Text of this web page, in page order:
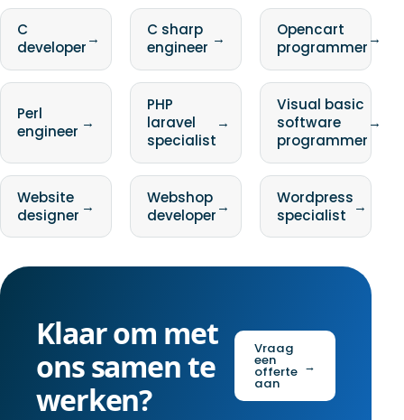
C
developer→
C sharp
engineer →
Opencart
programmer→
Perl
engineer →
PHP
laravel
specialist
→
Visual basic
software
programmer
→
Website
designer →
Webshop
developer→
Wordpress
specialist →
Klaar om met
ons samen te
werken?
Vraag
een
offerte
aan
→